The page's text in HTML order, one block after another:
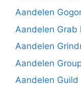
Aandelen
Aandelen Grab
Aandelen
Aandelen
Aandelen